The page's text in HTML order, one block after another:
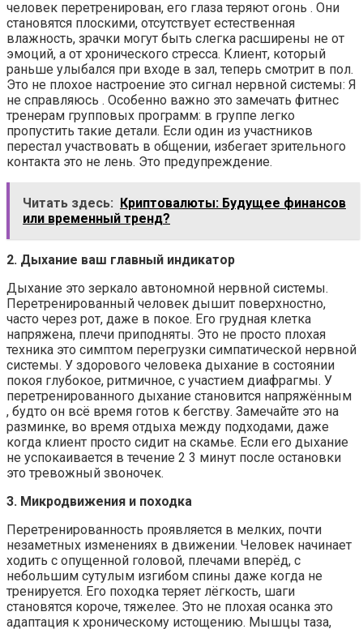
человек перетренирован, его глаза теряют огонь . Они
становятся плоскими, отсутствует естественная
влажность, зрачки могут быть слегка расширены не от
эмоций, а от хронического стресса. Клиент, который
раньше улыбался при входе в зал, теперь смотрит в пол.
Это не плохое настроение это сигнал нервной системы: Я
не справляюсь . Особенно важно это замечать фитнес
тренерам групповых программ: в группе легко
пропустить такие детали. Если один из участников
перестал участвовать в общении, избегает зрительного
контакта это не лень. Это предупреждение.
Читать здесь: Криптовалюты: Будущее финансов
или временный тренд?
2. Дыхание ваш главный индикатор
Дыхание это зеркало автономной нервной системы.
Перетренированный человек дышит поверхностно,
часто через рот, даже в покое. Его грудная клетка
напряжена, плечи приподняты. Это не просто плохая
техника это симптом перегрузки симпатической нервной
системы. У здорового человека дыхание в состоянии
покоя глубокое, ритмичное, с участием диафрагмы. У
перетренированного дыхание становится напряжённым
, будто он всё время готов к бегству. Замечайте это на
разминке, во время отдыха между подходами, даже
когда клиент просто сидит на скамье. Если его дыхание
не успокаивается в течение 2 3 минут после остановки
это тревожный звоночек.
3. Микродвижения и походка
Перетренированность проявляется в мелких, почти
незаметных изменениях в движении. Человек начинает
ходить с опущенной головой, плечами вперёд, с
небольшим сутулым изгибом спины даже когда не
тренируется. Его походка теряет лёгкость, шаги
становятся короче, тяжелее. Это не плохая осанка это
адаптация к хроническому истощению. Мышцы таза,